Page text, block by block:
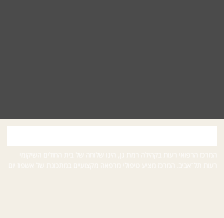
המרכז הרפואי רעות בקהילה רמת גן, הינו שלוחה של בית החולים השיקומי
רעות תל־אביב. המרכז מציע טיפולי מרפאה מקצועיים במתכונת של אשפוז יום